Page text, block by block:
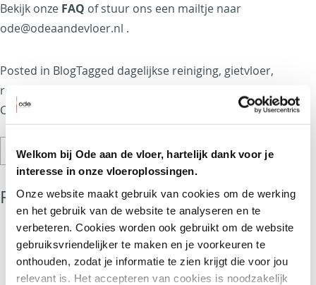
Welkom bij Ode aan de vloer, hartelijk dank voor je
interesse in onze vloeroplossingen.
Onze website maakt gebruik van cookies om de werking
en het gebruik van de website te analyseren en te
verbeteren. Cookies worden ook gebruikt om de website
gebruiksvriendelijker te maken en je voorkeuren te
onthouden, zodat je informatie te zien krijgt die voor jou
relevant is. Het accepteren van cookies is noodzakelijk
Bekijk onze FAQ of stuur ons een mailtje naar
ode@odeaandevloer.nl .
Posted in BlogTagged dagelijkse reiniging, gietvloer,
reinigingsmiddel
Comment
Hoe
onderhoud
ik
mijn
gietvloer?
Zoeken
naar:
Recente berichten
Styling advies: Kleur bekennen
Ode gaat hygiënisch te werk
Een virtuele tour door het Bolidt Innovation